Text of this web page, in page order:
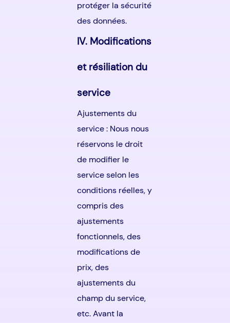
protéger la sécurité
des données.
IV. Modifications
et résiliation du
service
Ajustements du
service : Nous nous
réservons le droit
de modifier le
service selon les
conditions réelles, y
compris des
ajustements
fonctionnels, des
modifications de
prix, des
ajustements du
champ du service,
etc. Avant la